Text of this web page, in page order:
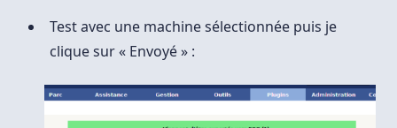
Test avec une machine sélectionnée puis je
clique sur « Envoyé » :